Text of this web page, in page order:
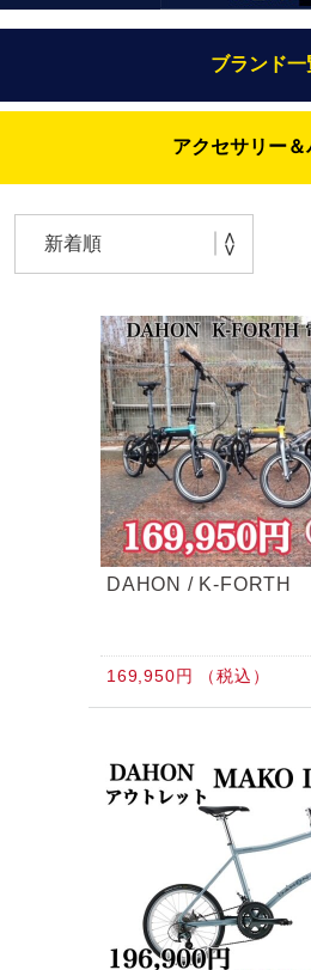
ブランド一
Bianchi（ビアンキ）
BRUNO(ブルーノ)
FUJI（フジ）
GIOS（ジオス）
KUWAHARA（クワハラ）
MASI（マージ）
PASHLEY（パシュレー）
RITEWAY（ライトウェイ）
tern Crest
tern SURGE
tern SURGE UNO
アクセサリー＆
BROOKS（ブルックス）
option & parts
カスタム ペイント
マルイのかわいいキャップ
DAHON / K-FORTH
169,950円 （税込）